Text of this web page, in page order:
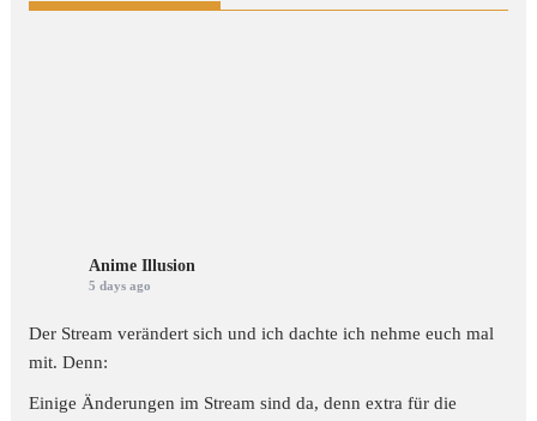
Anime Illusion
5 days ago
Der Stream verändert sich und ich dachte ich nehme euch mal
mit. Denn:
Einige Änderungen im Stream sind da, denn extra für die